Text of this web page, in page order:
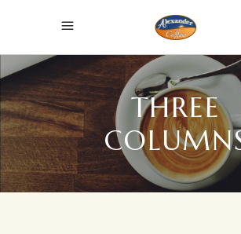
THREE